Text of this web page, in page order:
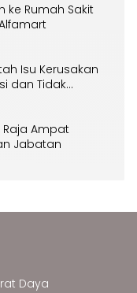
ke Rumah Sakit
dari Alfamart
Isu Kerusakan
dan Tidak
Raja Ampat
Jabatan
Daya